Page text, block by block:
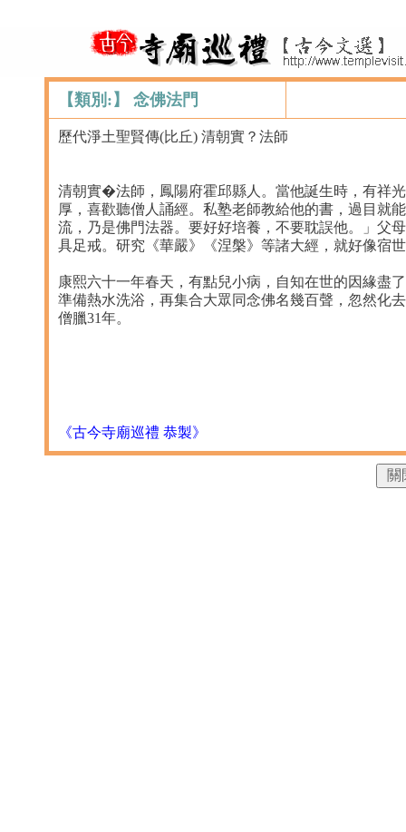
【類別:】 念佛法門
歷代淨土聖賢傳(比丘) 清朝實？法師
清朝實�法師，鳳陽府霍邱縣人。當他誕生時，有祥
厚，喜歡聽僧人誦經。私塾老師教給他的書，過目就
流，乃是佛門法器。要好好培養，不要耽誤他。」父
具足戒。研究《華嚴》《涅槃》等諸大經，就好像宿
康熙六十一年春天，有點兒小病，自知在世的因緣盡
準備熱水洗浴，再集合大眾同念佛名幾百聲，忽然化
僧臘31年。
《古今寺廟巡禮 恭製》